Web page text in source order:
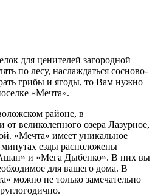
для ценителей загородной
по лесу, наслаждаться сосново-
грибы и ягоды, то Вам нужно
«Мечта».
районе, в
от великолепного озера Лазурное,
«Мечта» имеет уникальное
езды расположены
и «Мега Дыбенко». В них вы
для вашего дома. В
можно не только замечательно